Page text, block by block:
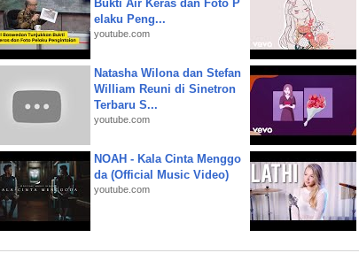
Bukti Air Keras dan Foto P
elaku Peng...
youtube.com
Natasha Wilona dan Stefan
William Reuni di Sinetron
Terbaru S...
youtube.com
NOAH - Kala Cinta Menggo
da (Official Music Video)
youtube.com